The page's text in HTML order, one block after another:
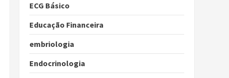
ECG Básico
Educação Financeira
embriologia
Endocrinologia